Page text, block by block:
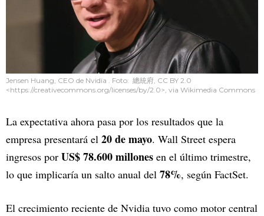
Jensen Huang, CEO de Nvidia . Foto: 總統府, CC BY 2.0
<https://creativecommons.org/licenses/by/2.0>, via Wikimedia Commons
La expectativa ahora pasa por los resultados que la
empresa presentará el 20 de mayo. Wall Street espera
ingresos por US$ 78.600 millones en el último trimestre,
lo que implicaría un salto anual del 78%, según FactSet.
El crecimiento reciente de Nvidia tuvo como motor central